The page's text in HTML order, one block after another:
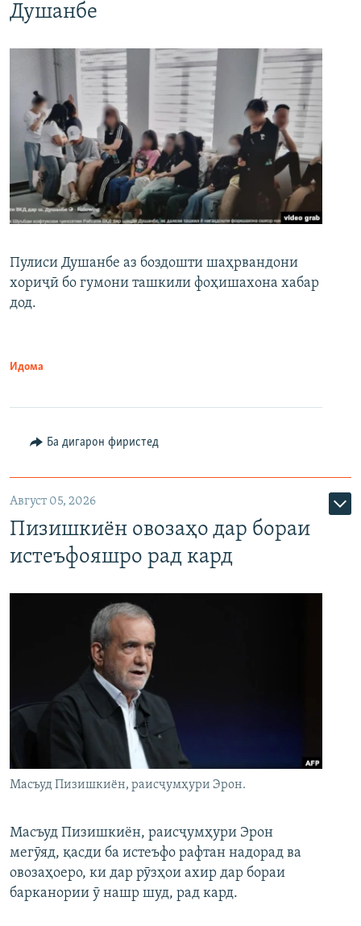
Душанбе
Пулиси Душанбе аз боздошти шаҳрвандони
хориҷӣ бо гумони ташкили фоҳишахона хабар
дод.
Идома
Ба дигарон фиристед
Август 05, 2026
Пизишкиён овозаҳо дар бораи
истеъфояшро рад кард
Масъуд Пизишкиён, раисҷумҳури Эрон.
Масъуд Пизишкиён, раисҷумҳури Эрон
мегӯяд, қасди ба истеъфо рафтан надорад ва
овозаҳоеро, ки дар рӯзҳои ахир дар бораи
барканории ӯ нашр шуд, рад кард.